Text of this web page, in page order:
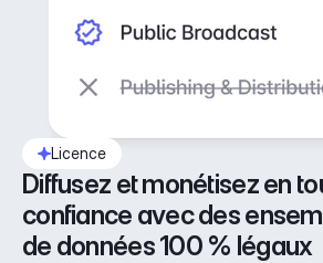
Licence
Diffusez et monétisez en
confiance avec des
de données 100 % légaux